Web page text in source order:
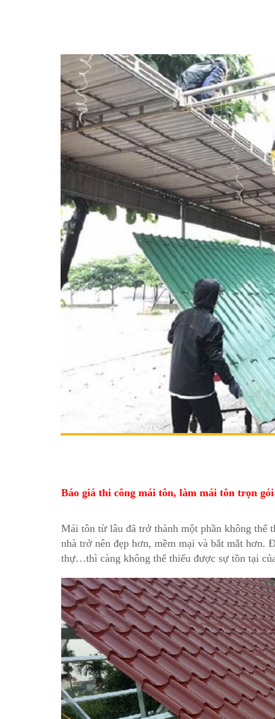
Báo giá thi công mái tôn, làm mái tôn trọn
Mái tôn từ lâu đã trở thành một phần không thể
nhà trở nên đẹp hơn, mềm mại và bắt mắt hơn.
thự…thì càng không thể thiếu được sự tồn tại